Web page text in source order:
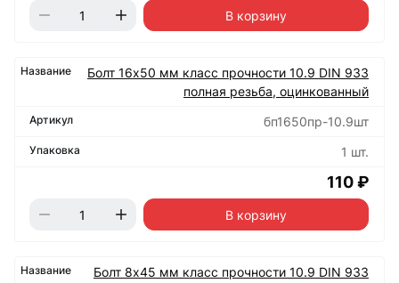
В корзину
Болт 16х50 мм класс прочности 10.9 DIN 933
полная резьба, оцинкованный
бп1650пр-10.9шт
1 шт.
110 ₽
В корзину
Болт 8х45 мм класс прочности 10.9 DIN 933